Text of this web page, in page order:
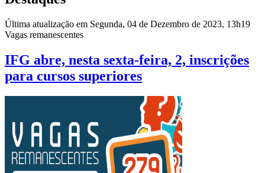
Última atualização em Segunda, 04 de Dezembro de 2023, 13h19
Vagas remanescentes
IFG abre, nesta sexta-feira, 2, inscrições
para cursos superiores